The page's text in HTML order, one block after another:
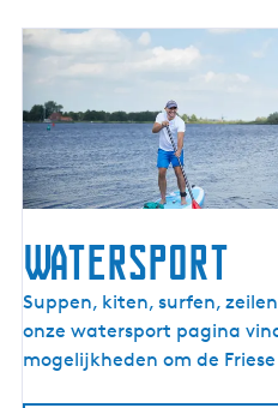
a
r
o
p
Watersport
W
a
t
Suppen, kiten, surfen,
onze watersport pagina
mogelijkheden om de